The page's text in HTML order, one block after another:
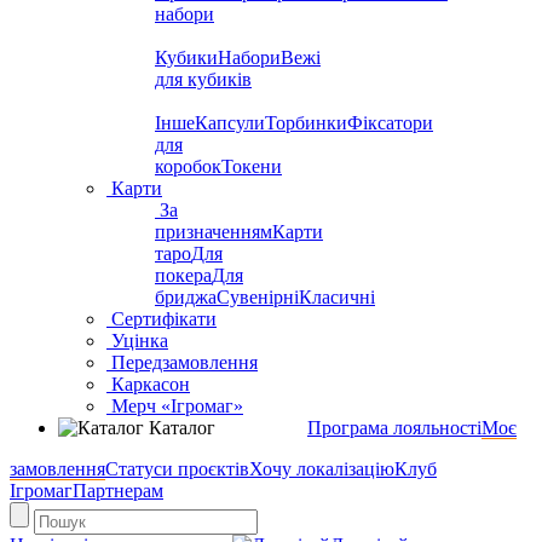
набори
КубикиНабориВежі
для кубиків
ІншеКапсулиТорбинкиФіксатори
для
коробокТокени
Карти
За
призначеннямКарти
тароДля
покераДля
бриджаСувенірніКласичні
Сертифікати
Уцінка
Передзамовлення
Каркасон
Мерч «Ігромаг»
Каталог
Програма лояльностіМоє
замовленняСтатуси проєктівХочу локалізаціюКлуб
ІгромагПартнерам